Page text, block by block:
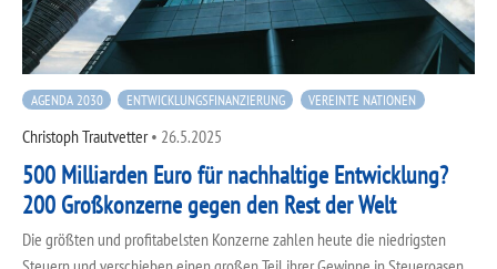
AGENDA 2030 ENTWICKLUNGSFINANZIERUNG VEREINTE NATIONEN
Christoph Trautvetter• 26.5.2025
500 Milliarden Euro für nachhaltige Entwicklung?
200 Großkonzerne gegen den Rest der Welt
Die größten und profitabelsten Konzerne zahlen heute die niedrigsten